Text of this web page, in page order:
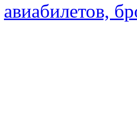
авиабилетов,